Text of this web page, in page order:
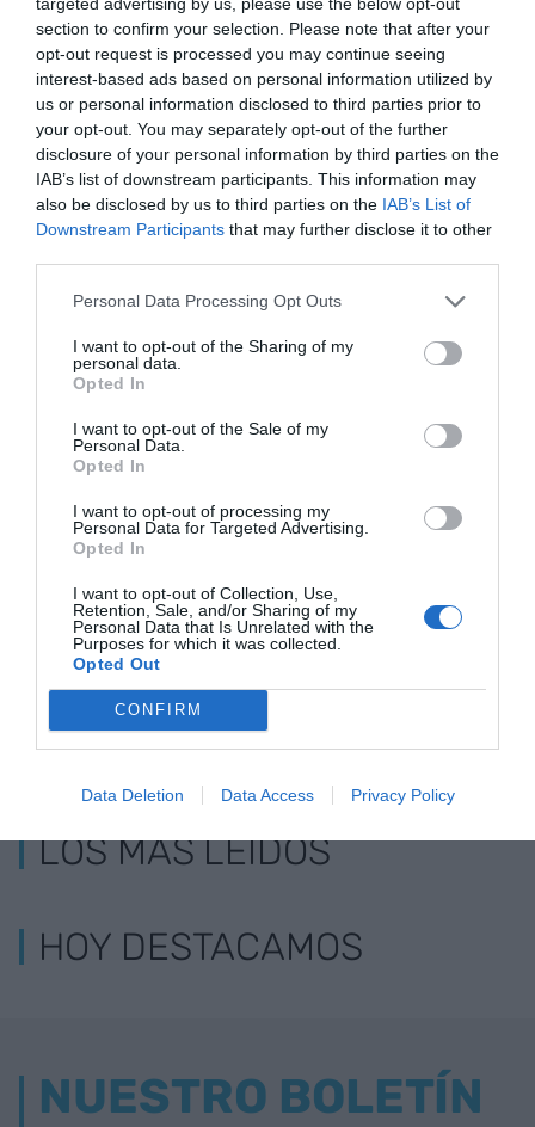
section to confirm your selection. Please note that after your
opt-out request is processed you may continue seeing
interest-based ads based on personal information utilized by
us or personal information disclosed to third parties prior to
your opt-out. You may separately opt-out of the further
disclosure of your personal information by third parties on the
IAB’s list of downstream participants. This information may
also be disclosed by us to third parties on the IAB’s List of
Downstream Participants that may further disclose it to other
Personal Data Processing Opt Outs
I want to opt-out of the Sharing of my
personal data.
Opted In
I want to opt-out of the Sale of my
Personal Data.
Opted In
I want to opt-out of processing my
Personal Data for Targeted Advertising.
Opted In
I want to opt-out of Collection, Use,
Retention, Sale, and/or Sharing of my
Personal Data that Is Unrelated with the
Purposes for which it was collected.
Opted Out
CONFIRM
Data Deletion Data Access Privacy Policy
RELACIONADAS
Nuevo encargo en
la planta de Alstom
en Santa Perpètua
de Mogoda
centro logístico de
14.000 metros
Perpetua
Vallès
cobran un
LOS MÁS LEÍDOS
HOY DESTACAMOS
NUESTRO BOLETÍN